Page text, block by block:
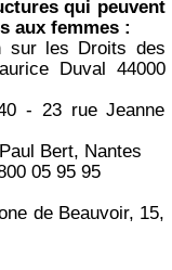
qui peuvent
aux femmes :
sur les Droits des
Duval 44000
- 23 rue Jeanne
Bert, Nantes
05 95 95
de Beauvoir, 15,